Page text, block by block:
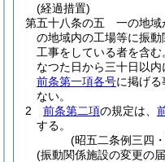
(経過措置)
第五十八条の五
一の地域
の地域内の工場等に振
工事をしている者を含む
なつた日から三十日以内
前条第一項各号に掲げる
ない。
2
前条第二項の規定は、
する。
(昭五二条例三四
(振動関係施設の変更の